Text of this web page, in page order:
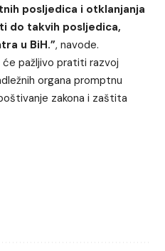
posljedica i otklanjanja
do takvih posljedica,
u BiH.”, navode.
pažljivo pratiti razvoj
organa promptnu
zakona i zaštita